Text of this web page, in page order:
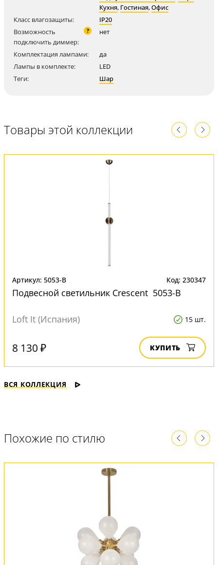
Кухня, Гостиная,Офис
Класс влагозащиты:
IP20
Возможность
подключить диммер:
? нет
Комплектация лампами:
да
Лампы в комплекте:
LED
Теги:
Шар
Товары этой коллекции
Артикул: 5053-B Код: 230347
Подвесной светильник Crescent 5053-B
Loft It (Испания) 15 шт.
8 130 ₽ КУПИТЬ
ВСЯ КОЛЛЕКЦИЯ
Похожие по стилю